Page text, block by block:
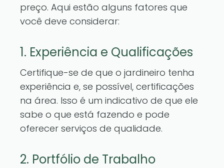
preço. Aqui estão alguns fatores que
você deve considerar:
1. Experiência e Qualificações
Certifique-se de que o jardineiro tenha
experiência e, se possível, certificações
na área. Isso é um indicativo de que ele
sabe o que está fazendo e pode
oferecer serviços de qualidade.
2. Portfólio de Trabalho